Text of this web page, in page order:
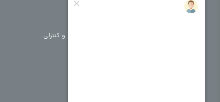
درباره ما
تجهیزات حفاظتی و کنترلی